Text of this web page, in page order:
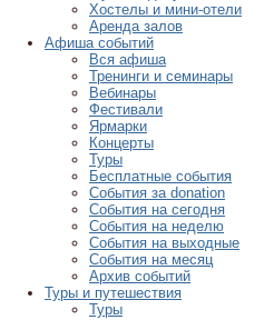
Хостелы и мини-отели
Аренда залов
Афиша событий
Вся афиша
Тренинги и семинары
Вебинары
Фестивали
Ярмарки
Концерты
Туры
Бесплатные события
События за donation
События на сегодня
События на неделю
События на выходные
События на месяц
Архив событий
Туры и путешествия
Туры